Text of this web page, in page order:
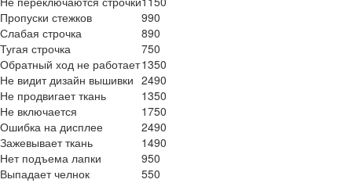
Пропуски стежков
990
Слабая строчка
890
Тугая строчка
750
Обратный ход не работает1350
Не видит дизайн вышивки 2490
Не продвигает ткань
1350
Не включается
1750
Ошибка на дисплее
2490
Зажевывает ткань
1490
Нет подъема лапки
950
Выпадает челнок
550